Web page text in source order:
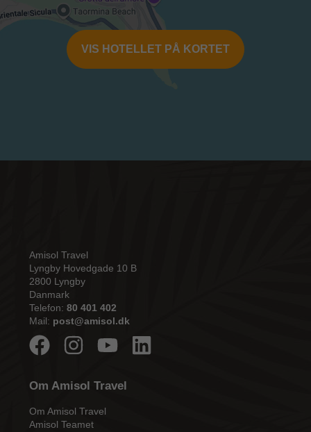
VIS HOTELLET PÅ KORTET
Amisol Travel
Lyngby Hovedgade 10 B
2800 Lyngby
Danmark
Telefon: 80 401 402
Mail: post@amisol.dk
Om Amisol Travel
Om Amisol Travel
Amisol Teamet